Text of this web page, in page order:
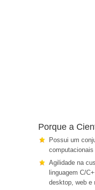
Porque a
Possui um
Agilidade na
linguagem C/
desktop, web e